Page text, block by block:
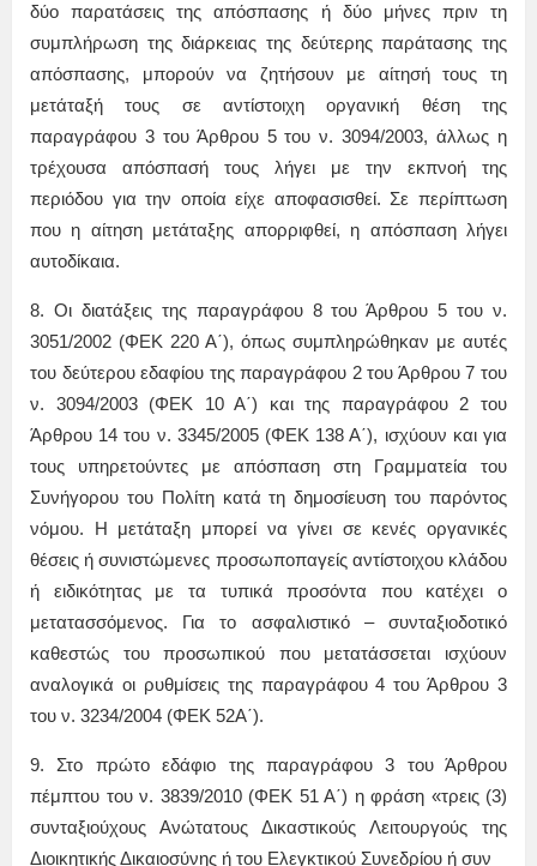
δύο παρατάσεις της απόσπασης ή δύο μήνες πριν τη
συμπλήρωση της διάρκειας της δεύτερης παράτασης της
απόσπασης, μπορούν να ζητήσουν με αίτησή τους τη
μετάταξή τους σε αντίστοιχη οργανική θέση της
παραγράφου 3 του Άρθρου 5 του ν. 3094/2003, άλλως η
τρέχουσα απόσπασή τους λήγει με την εκπνοή της
περιόδου για την οποία είχε αποφασισθεί. Σε περίπτωση
που η αίτηση μετάταξης απορριφθεί, η απόσπαση λήγει
αυτοδίκαια.
8. Οι διατάξεις της παραγράφου 8 του Άρθρου 5 του ν.
3051/2002 (ΦΕΚ 220 Α΄), όπως συμπληρώθηκαν με αυτές
του δεύτερου εδαφίου της παραγράφου 2 του Άρθρου 7 του
ν. 3094/2003 (ΦΕΚ 10 Α΄) και της παραγράφου 2 του
Άρθρου 14 του ν. 3345/2005 (ΦΕΚ 138 Α΄), ισχύουν και για
τους υπηρετούντες με απόσπαση στη Γραμματεία του
Συνήγορου του Πολίτη κατά τη δημοσίευση του παρόντος
νόμου. Η μετάταξη μπορεί να γίνει σε κενές οργανικές
θέσεις ή συνιστώμενες προσωποπαγείς αντίστοιχου κλάδου
ή ειδικότητας με τα τυπικά προσόντα που κατέχει ο
μετατασσόμενος. Για το ασφαλιστικό – συνταξιοδοτικό
καθεστώς του προσωπικού που μετατάσσεται ισχύουν
αναλογικά οι ρυθμίσεις της παραγράφου 4 του Άρθρου 3
του ν. 3234/2004 (ΦΕΚ 52Α΄).
9. Στο πρώτο εδάφιο της παραγράφου 3 του Άρθρου
πέμπτου του ν. 3839/2010 (ΦΕΚ 51 Α΄) η φράση «τρεις (3)
συνταξιούχους Ανώτατους Δικαστικούς Λειτουργούς της
Διοικητικής Δικαιοσύνης ή του Ελεγκτικού Συνεδρίου ή συν